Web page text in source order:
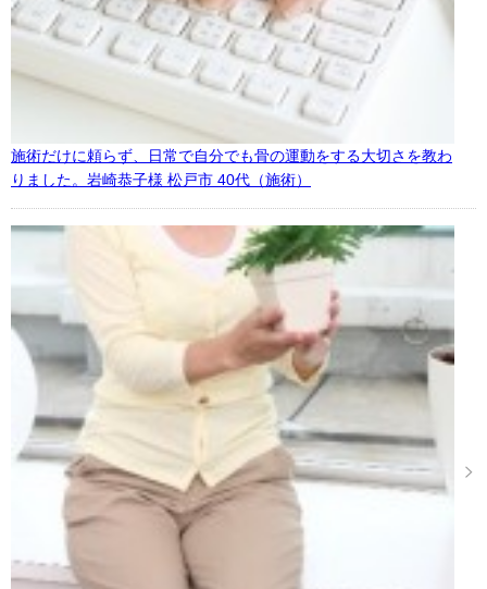
施術だけに頼らず、日常で自分でも骨の運動をする大切さを教わ
りました。岩崎恭子様 松戸市 40代（施術）